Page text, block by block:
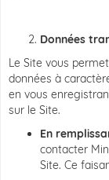
Données
Le Site vous
données à
en vous
sur le Site.
En
contacter
Site. Ce